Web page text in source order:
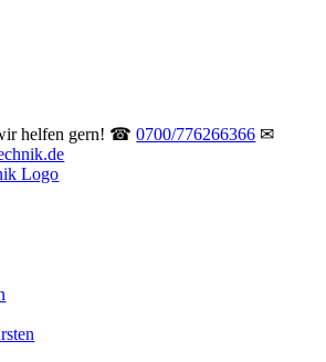
wir helfen gern! ☎0700/776266366 ✉